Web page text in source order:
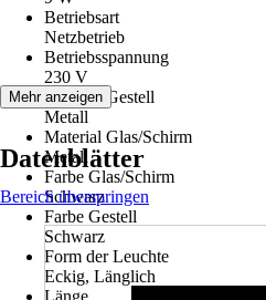
Betriebsart
Netzbetrieb
Betriebsspannung
230 V
Material Gestell
Metall
Material Glas/Schirm
Metall
Farbe Glas/Schirm
Schwarz
Farbe Gestell
Schwarz
Form der Leuchte
Eckig, Länglich
Länge
Mehr anzeigen
Datenblätter
Bereich überspringen